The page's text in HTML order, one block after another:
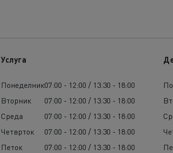
Услуга
Понеделник07:00 - 12:00 / 13:30 - 18:00
Вторник
07:00 - 12:00 / 13:30 - 18:00
Среда
07:00 - 12:00 / 13:30 - 18:00
Четврток
07:00 - 12:00 / 13:30 - 18:00
Петок
07:00 - 12:00 / 13:30 - 18:00